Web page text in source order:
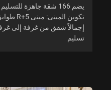
يضم 166 شقة جاهزة
إجمالاً شقق من غرفة إلى
تسليم